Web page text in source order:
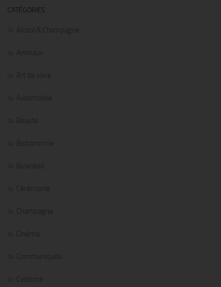
CATÉGORIES
Alcool & Champagne
Animaux
Art de vivre
Automobile
Beauté
Bistronomie
Business
Cérémonie
Champagne
Cinéma
Communiqués
Cyclisme